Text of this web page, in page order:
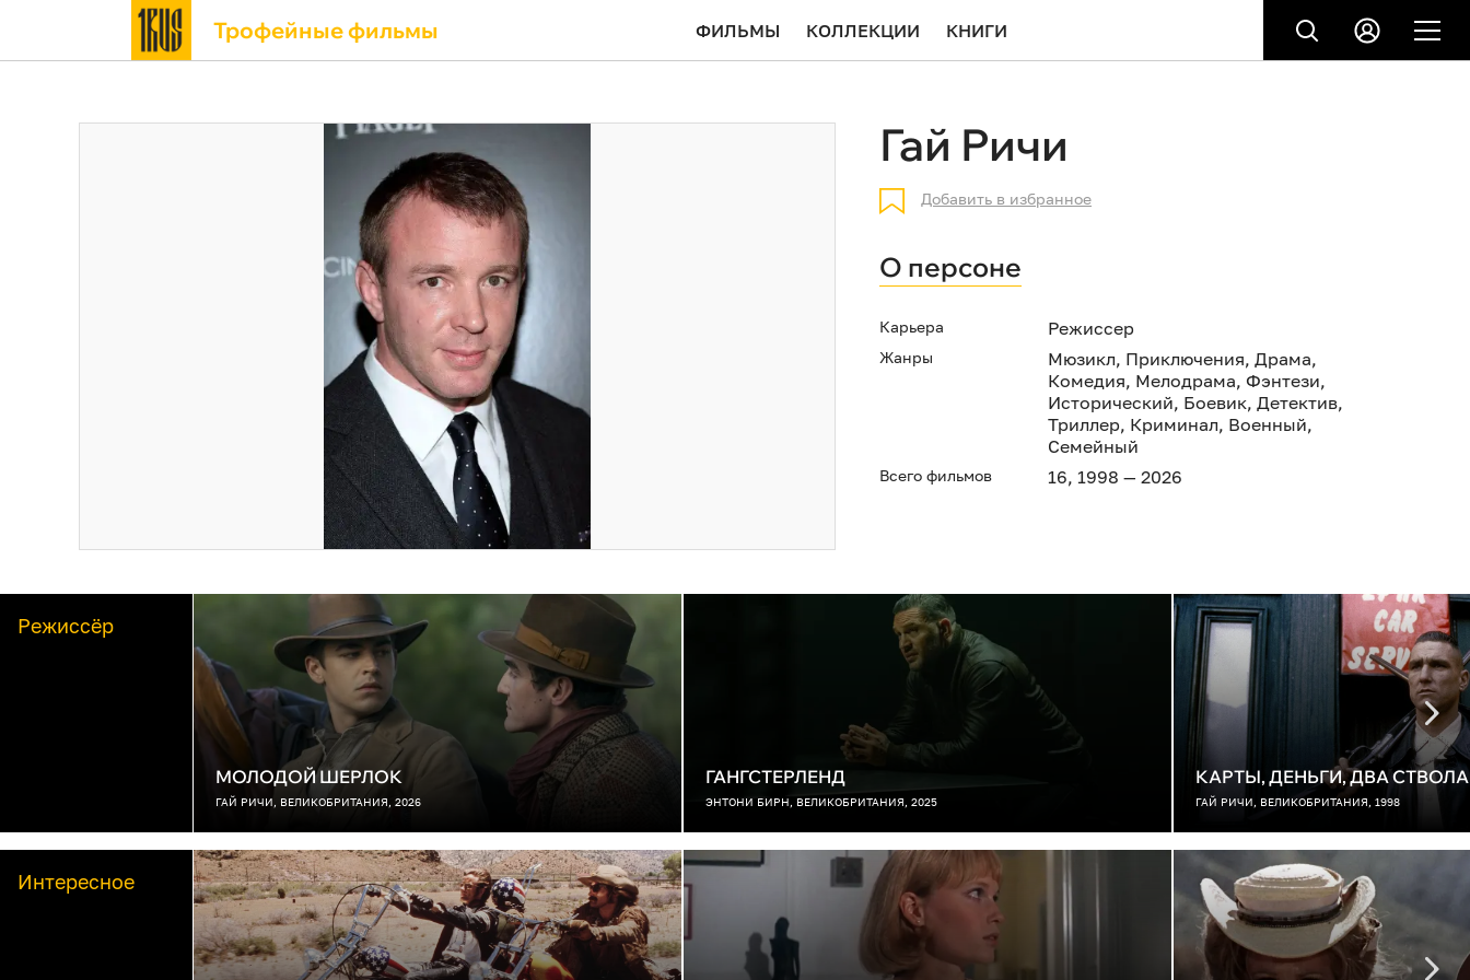
Трофейные фильмы ФИЛЬМЫ КОЛЛЕКЦИИ КНИГИ
Гай Ричи
Добавить в избранное
О персоне
Карьера Режиссер
Жанры Мюзикл, Приключения, Драма,
Комедия, Мелодрама, Фэнтези,
Исторический, Боевик, Детектив,
Триллер, Криминал, Военный,
Семейный
Всего фильмов 16, 1998 — 2026
Режиссёр
МОЛОДОЙ ШЕРЛОК
ГАЙ РИЧИ, ВЕЛИКОБРИТАНИЯ, 2026
ГАНГСТЕРЛЕНД
ЭНТОНИ БИРН, ВЕЛИКОБРИТАНИЯ, 2025
КАРТЫ, ДЕНЬГИ, ДВА СТВОЛА
ГАЙ РИЧИ, ВЕЛИКОБРИТАНИЯ, 1998
Интересное